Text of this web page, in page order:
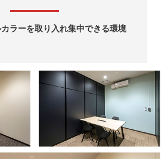
ラーを取り入れ集中できる環境